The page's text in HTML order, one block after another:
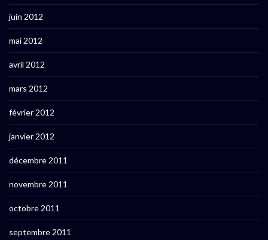
juin 2012
mai 2012
avril 2012
mars 2012
février 2012
janvier 2012
décembre 2011
novembre 2011
octobre 2011
septembre 2011